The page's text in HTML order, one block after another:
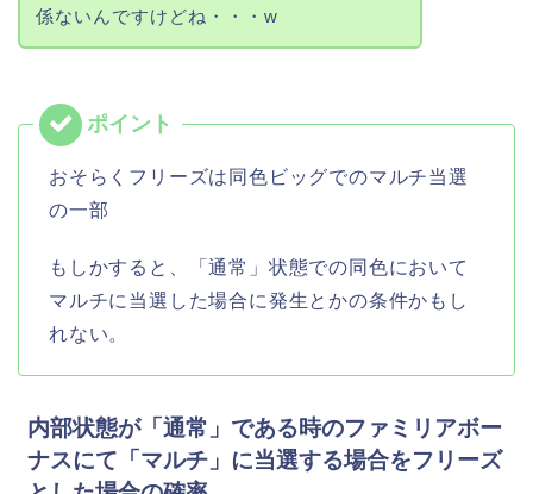
係ないんですけどね・・・w
おそらくフリーズは同色ビッグでのマルチ当選
の一部
もしかすると、「通常」状態での同色において
マルチに当選した場合に発生とかの条件かもし
れない。
内部状態が「通常」である時のファミリアボー
ナスにて「マルチ」に当選する場合をフリーズ